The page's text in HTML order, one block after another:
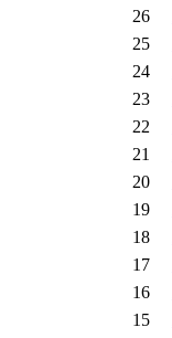
26
25
24
23
22
21
20
19
18
17
16
15